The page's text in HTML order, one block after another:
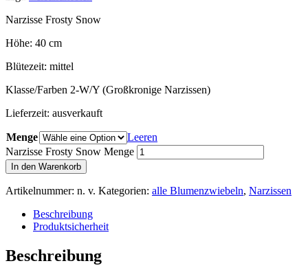
Narzisse Frosty Snow
Höhe: 40 cm
Blütezeit: mittel
Klasse/Farben 2-W/Y (Großkronige Narzissen)
Lieferzeit: ausverkauft
Menge
Leeren
Narzisse Frosty Snow Menge
In den Warenkorb
Artikelnummer: n. v. Kategorien: alle Blumenzwiebeln, Narzissen
Beschreibung
Produktsicherheit
Beschreibung